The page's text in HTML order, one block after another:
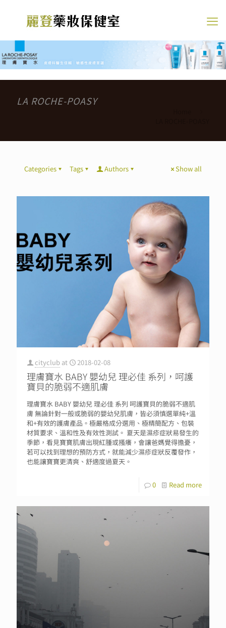
LA ROCHE-POASY
Categories Tags Authors Show all
cityclub at 2018-02-08
理膚寶水 BABY 嬰幼兒 理必佳 系列，呵護
寶貝的脆弱不適肌膚
理膚寶水 BABY 嬰幼兒 理必佳 系列 呵護寶貝的脆弱不適肌
膚 無論針對一般或脆弱的嬰幼兒肌膚，皆必須慎選單純+溫
和+有效的護膚產品。極嚴格成分選用、極精簡配方、包裝
材質要求、溫和性及有效性測試。 夏天是濕疹症狀易發生的
季節，看見寶寶肌膚出現紅腫或搔癢，會讓爸媽覺得擔憂，
若可以找到理想的預防方式，就能減少濕疹症狀反覆發作，
也能讓寶寶更清爽、舒適度過夏天。
0 Read more